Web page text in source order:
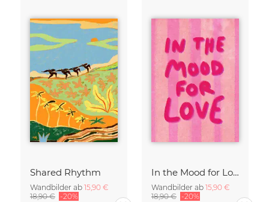
Shared Rhythm
Wandbilder ab 15,90 €
18,90 € -20%
In the Mood for Love - Handlettering
Wandbilder ab 15,90 €
18,90 € -20%